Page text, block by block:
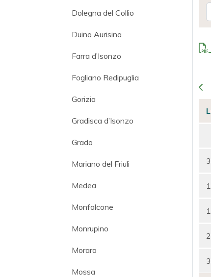
Dolegna del Collio
Duino Aurisina
Farra d’Isonzo
Fogliano Redipuglia
Gorizia
Gradisca d’Isonzo
Grado
Mariano del Friuli
Medea
Monfalcone
Monrupino
Moraro
Mossa
3